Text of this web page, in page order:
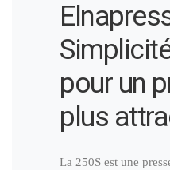
pour un
plus
La 250S est une